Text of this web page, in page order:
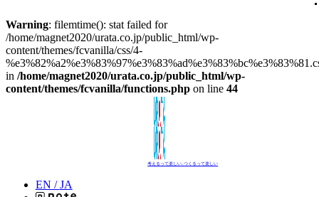
Warning: filemtime(): stat failed for
/home/magnet2020/urata.co.jp/public_html/wp-
content/themes/fcvanilla/css/4-
in /home/magnet2020/urata.co.jp/public_html/wp-
content/themes/fcvanilla/functions.php on line 44
考えるって楽しい､つくるって楽しい
EN /JA